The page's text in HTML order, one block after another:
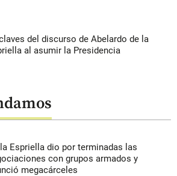
del discurso de Abelardo de la
al asumir la Presidencia
Espriella dio por terminadas las
con grupos armados y
megacárceles